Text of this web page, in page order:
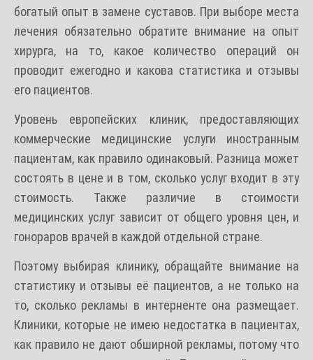
богатый опыт в замене суставов. При выборе места
лечения обязательно обратите внимание на опыт
хирурга, на то, какое количество операций он
проводит ежегодно и какова статистика и отзывы
его пациентов.
Уровень европейских клиник, предоставляющих
коммерческие медицинские услуги иностранным
пациентам, как правило одинаковый. Разница может
состоять в цене и в том, сколько услуг входит в эту
стоимость. Также различие в стоимости
медицинских услуг зависит от общего уровня цен, и
гонораров врачей в каждой отдельной стране.
Поэтому выбирая клинику, обращайте внимание на
статистику и отзывы её пациентов, а не только на
то, сколько рекламы в интерненте она размещает.
Клиники, которые не имею недостатка в пациентах,
как правило не дают обширной рекламы, потому что